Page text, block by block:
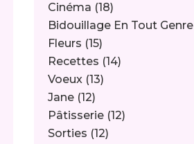
Cinéma (18)
Bidouillage En Tout Genre
Fleurs (15)
Recettes (14)
Voeux (13)
Jane (12)
Pâtisserie (12)
Sorties (12)